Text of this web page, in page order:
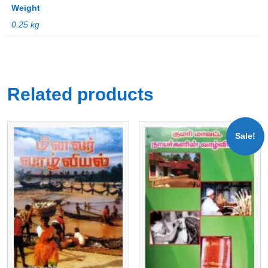
Weight
0.25 kg
Related products
Sale!